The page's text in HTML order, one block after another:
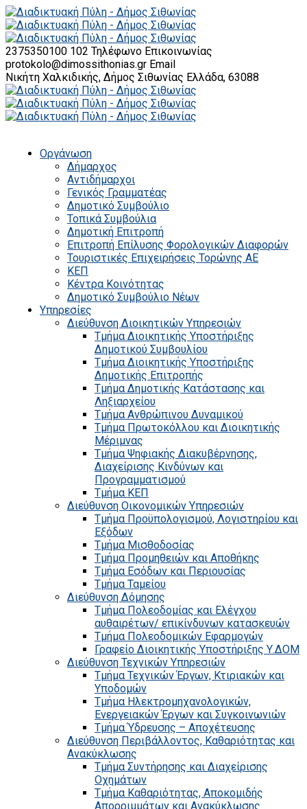
2375350100 102 Τηλέφωνο Επικοινωνίας
protokolo@dimossithonias.gr Email
Νικήτη Χαλκιδικής, Δήμος Σιθωνίας Ελλάδα, 63088
Οργάνωση
Δήμαρχος
Αντιδήμαρχοι
Γενικός Γραμματέας
Δημοτικό Συμβούλιο
Τοπικά Συμβούλια
Δημοτική Επιτροπή
Επιτροπή Επίλυσης Φορολογικών Διαφορών
Τουριστικές Επιχειρήσεις Τορώνης ΑΕ
ΚΕΠ
Κέντρα Κοινότητας
Δημοτικό Συμβούλιο Νέων
Υπηρεσίες
Διεύθυνση Διοικητικών Υπηρεσιών
Τμήμα Διοικητικής Υποστήριξης
Δημοτικού Συμβουλίου
Τμήμα Διοικητικής Υποστήριξης
Δημοτικής Επιτροπής
Τμήμα Δημοτικής Κατάστασης και
Ληξιαρχείου
Τμήμα Ανθρώπινου Δυναμικού
Τμήμα Πρωτοκόλλου και Διοικητικής
Μέριμνας
Τμήμα Ψηφιακής Διακυβέρνησης,
Διαχείρισης Κινδύνων και
Προγραμματισμού
Τμήμα ΚΕΠ
Διεύθυνση Οικονομικών Υπηρεσιών
Τμήμα Προϋπολογισμού, Λογιστηρίου και
Εξόδων
Τμήμα Μισθοδοσίας
Τμήμα Προμηθειών και Αποθήκης
Τμήμα Εσόδων και Περιουσίας
Τμήμα Ταμείου
Διεύθυνση Δόμησης
Τμήμα Πολεοδομίας και Ελέγχου
αυθαιρέτων/ επικίνδυνων κατασκευών
Τμήμα Πολεοδομικών Εφαρμογών
Γραφείο Διοικητικής Υποστήριξης Υ.ΔΟΜ
Διεύθυνση Τεχνικών Υπηρεσιών
Τμήμα Τεχνικών Έργων, Κτιριακών και
Υποδομών
Τμήμα Ηλεκτρομηχανολογικών,
Ενεργειακών Έργων και Συγκοινωνιών
Τμήμα Ύδρευσης – Αποχέτευσης
Διεύθυνση Περιβάλλοντος, Καθαριότητας και
Ανακύκλωσης
Τμήμα Συντήρησης και Διαχείρισης
Οχημάτων
Τμήμα Καθαριότητας, Αποκομιδής
Απορριμμάτων και Ανακύκλωσης